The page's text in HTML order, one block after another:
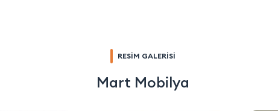
RESİM GALERİSİ
Mart Mobilya